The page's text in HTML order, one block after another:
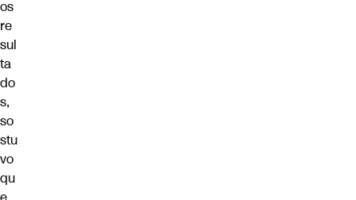
os
re
sul
ta
do
s,
so
stu
vo
qu